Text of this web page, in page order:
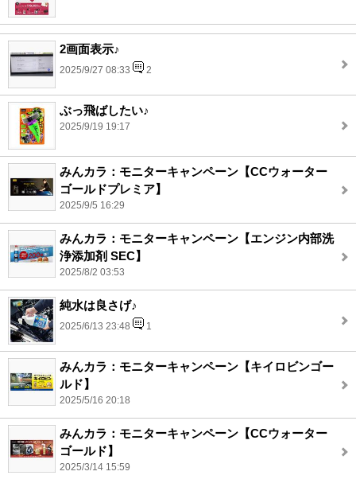
2画面表示♪
2025/9/27 08:33 2
ぶっ飛ばしたい♪
2025/9/19 19:17
みんカラ：モニターキャンペーン【CCウォーター
ゴールドプレミア】
2025/9/5 16:29
みんカラ：モニターキャンペーン【エンジン内部洗
浄添加剤 SEC】
2025/8/2 03:53
純水は良さげ♪
2025/6/13 23:48 1
みんカラ：モニターキャンペーン【キイロビンゴー
ルド】
2025/5/16 20:18
みんカラ：モニターキャンペーン【CCウォーター
ゴールド】
2025/3/14 15:59